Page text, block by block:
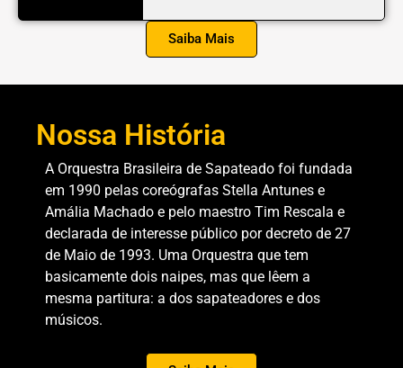
Saiba Mais
Nossa História
A Orquestra Brasileira de Sapateado foi fundada
em 1990 pelas coreógrafas Stella Antunes e
Amália Machado e pelo maestro Tim Rescala e
declarada de interesse público por decreto de 27
de Maio de 1993. Uma Orquestra que tem
basicamente dois naipes, mas que lêem a
mesma partitura: a dos sapateadores e dos
músicos.